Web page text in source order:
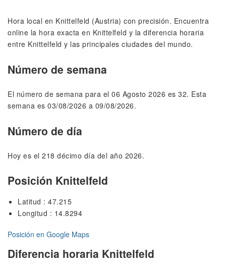
Hora local en Knittelfeld (Austria) con precisión. Encuentra
online la hora exacta en Knittelfeld y la diferencia horaria
entre Knittelfeld y las principales ciudades del mundo.
Número de semana
El número de semana para el 06 Agosto 2026 es 32. Esta
semana es 03/08/2026 a 09/08/2026.
Número de día
Hoy es el 218 décimo día del año 2026.
Posición Knittelfeld
Latitud : 47.215
Longitud : 14.8294
Posición en Google Maps
Diferencia horaria Knittelfeld